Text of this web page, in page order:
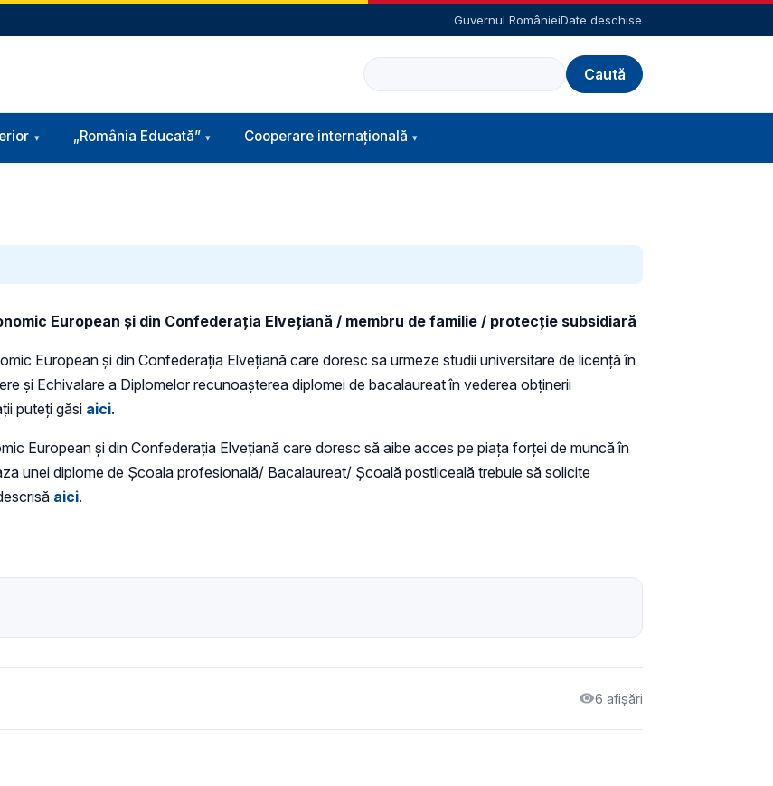
Guvernul RomânieiDate deschise
Caută
„România Educată” Cooperare internațională
European și din Confederaţia Elveţiană / membru de familie / protecţie subsidiară
European și din Confederaţia Elveţiană care doresc sa urmeze studii universitare de licență în
și Echivalare a Diplomelor recunoașterea diplomei de bacalaureat în vederea obținerii
puteți găsi aici.
European și din Confederaţia Elveţiană care doresc să aibe acces pe piața forței de muncă în
unei diplome de Școala profesională/ Bacalaureat/ Școală postliceală trebuie să solicite
aici.
6 afișări